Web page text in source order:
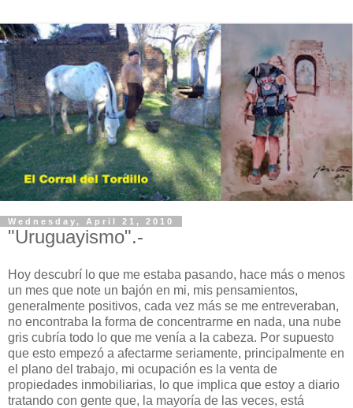
Wednesday, April 21, 2010
"Uruguayismo".-
Hoy descubrí lo que me estaba pasando, hace más o menos
un mes que note un bajón en mi, mis pensamientos,
generalmente positivos, cada vez más se me entreveraban,
no encontraba la forma de concentrarme en nada, una nube
gris cubría todo lo que me venía a la cabeza. Por supuesto
que esto empezó a afectarme seriamente, principalmente en
el plano del trabajo, mi ocupación es la venta de
propiedades inmobiliarias, lo que implica que estoy a diario
tratando con gente que, la mayoría de las veces, está